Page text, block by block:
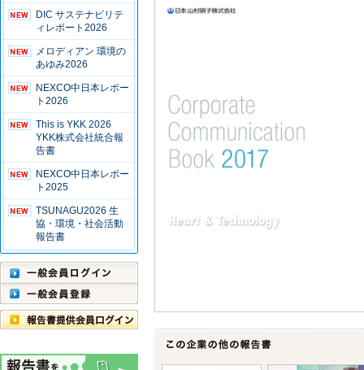
DIC サステナビリテ
ィレポート2026
メロディアン 環境の
あゆみ2026
NEXCO中日本レポー
ト2026
This is YKK 2026
YKK株式会社統合報
告書
NEXCO中日本レポー
ト2025
TSUNAGU2026 生
協・環境・社会活動
報告書